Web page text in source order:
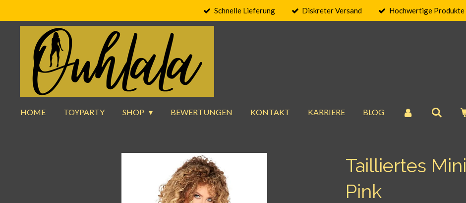
Hauptinhalt
Schnelle Lieferung Diskreter Versand Hochwertige Produkte
HOME TOYPARTY SHOP BEWERTUNGEN KONTAKT KARRIERE BLOG
Tailliertes
Pink